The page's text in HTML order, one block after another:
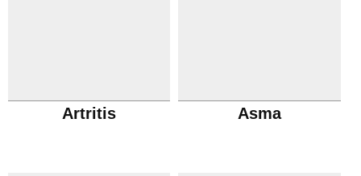
Artritis Asma